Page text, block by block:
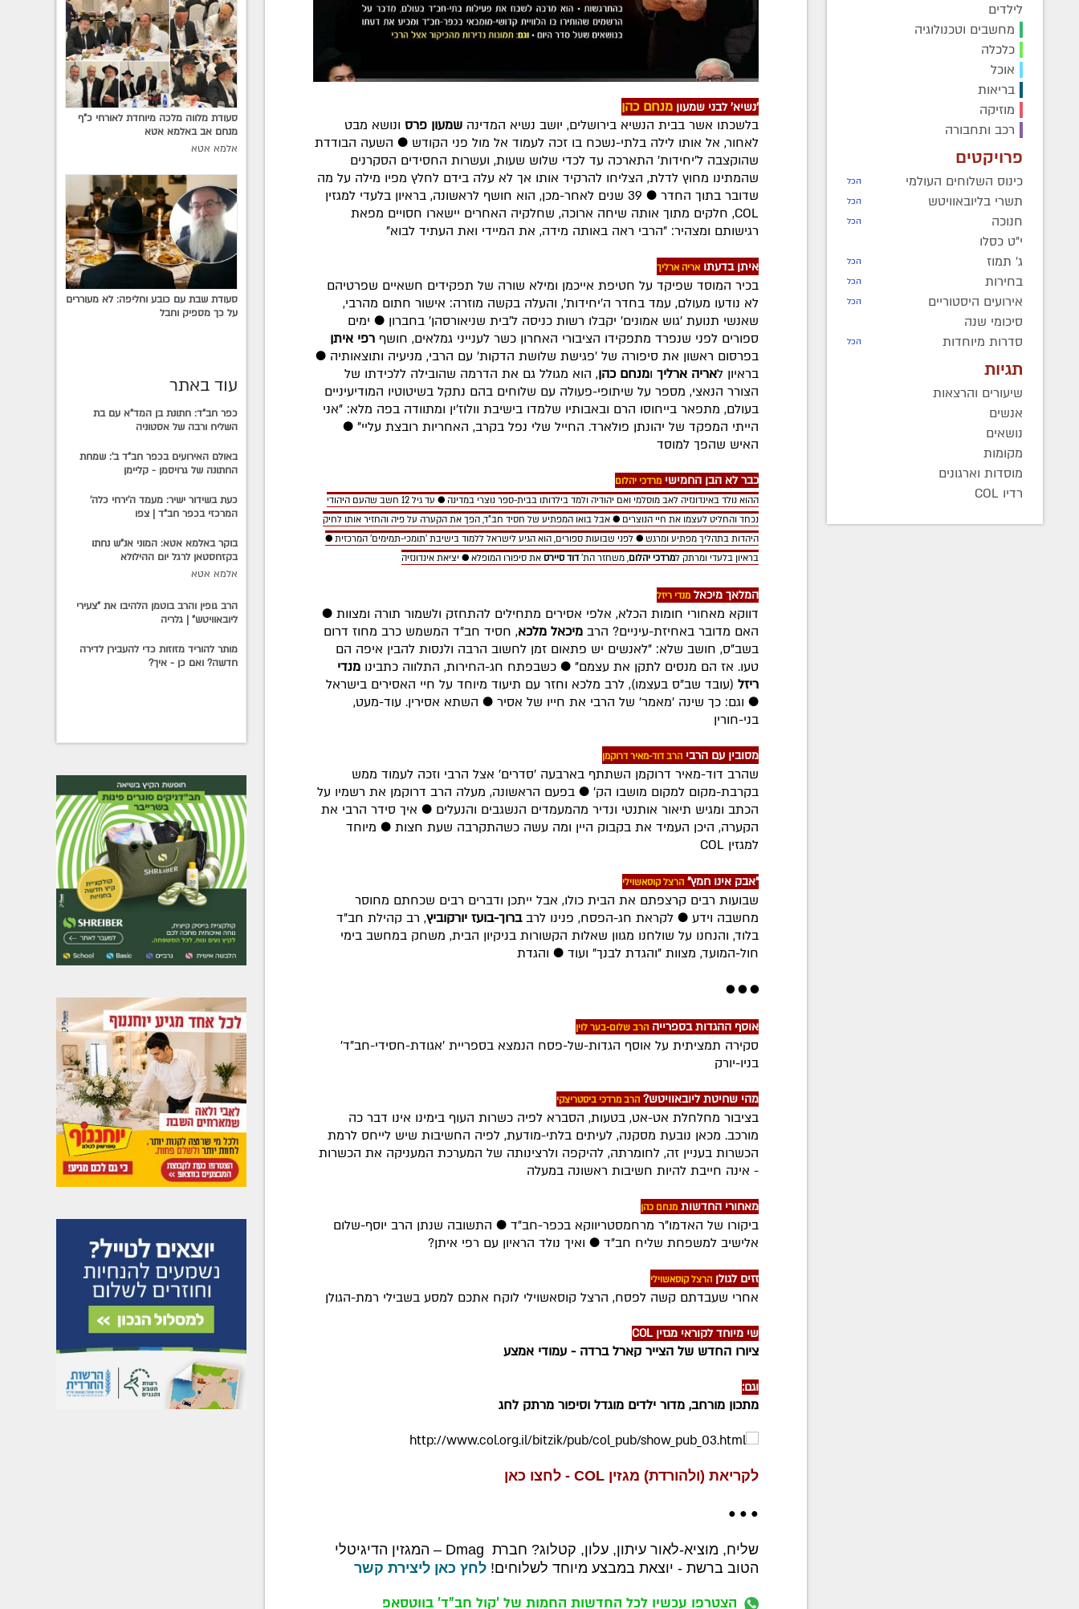
לילדים
מחשבים וטכנולוגיה
כלכלה
אוכל
בריאות
מוזיקה
רכב ותחבורה
פרויקטים
כינוס השלוחים העולמי הכל
תשרי בליובאוויטש הכל
חנוכה הכל
י"ט כסלו
ג' תמוז
הכל
בחירות הכל
אירועים היסטוריים הכל
סיכומי שנה
סדרות מיוחדות
הכל
תגיות
שיעורים והרצאות
אנשים
נושאים
מקומות
מוסדות וארגונים
רדיו COL
'נשיא' לבני שמעוןמנחם כהן
בלשכתו אשר בבית הנשיא בירושלים, יושב נשיא המדינהשמעון פרס ונושא מבט
לאחור, אל אותו לילה בלתי-נשכח בו זכה לעמוד אל מול פני הקודש● השעה הבודדת
שהוקצבה ל'יחידות' התארכה עד לכדי שלוש שעות, ועשרות החסידים הסקרנים
שהמתינו מחוץ לדלת, הצליחו להרקיד אותו אך לא עלה בידם לחלץ מפיו מילה על מה
שדובר בתוך החדר●
39 שנים לאחר-מכן, הוא חושף לראשונה, בראיון בלעדי למגזין
COL, חלקים מתוך אותה שיחה ארוכה, שחלקיה האחרים יישארו חסויים מפאת
רגישותם ומצהיר: "הרבי ראה באותה מידה, את המיידי ואת העתיד לבוא"
איתן בדעתואריה ארליך
בכיר המוסד שפיקד על חטיפת אייכמן ומילא שורה של תפקידים חשאיים שפרטיהם
לא נודעו מעולם, עמד בחדר ה'יחידות', והעלה בקשה מוזרה: אישור חתום מהרבי,
שאנשי תנועת 'גוש אמונים' יקבלו רשות כניסה ל'בית שניאורסהן' בחברון● ימים
ספורים לפני שנפרד מתפקידו הציבורי האחרון כשר לענייני גמלאים, חושףרפי איתן
בפרסום ראשון את סיפורה של 'פגישת שלושת הדקות' עם הרבי, מניעיה ותוצאותיה●
בראיון לאריה ארליך ומנחם כהן, הוא מגולל גם את הדרמה שהובילה ללכידתו של
הצורר הנאצי, מספר על שיתופי-פעולה עם שלוחים בהם נתקל בשיטוטיו המודיעיניים
בעולם, מתפאר בייחוסו הרם ובאבותיו שלמדו בישיבת וולוז'ין ומתוודה בפה מלא: "אני
הייתי המפקד של יהונתן פולארד. החייל שלי נפל בקרב, האחריות רובצת עליי"●
האיש שהפך למוסד
כבר לא הבן החמישימרדכי יהלום
ההוא נולד באינדונזיה לאב מוסלמי ואם יהודיה ולמד בילדותו בבית-ספר נוצרי במדינה●
עד גיל 12 חשב שהעם היהודי
נכחד והחליט לעצמו את חיי הנוצרים● אבל בואו המפתיע של חסיד חב"ד, הפך את הקערה על פיה והחזיר אותו לחיק
היהדות בתהליך מפתיע ומרגש● לפני שבועות ספורים, הוא הגיע לישראל ללמוד בישיבת 'תומכי-תמימים' המרכזית●
בראיון בלעדי ומרתק למרדכי יהלום, משחזר הת'דוד סיירס את סיפורו המופלא● יציאת אינדונזיה
המלאך מיכאלמנדי ריזל
דווקא מאחורי חומות הכלא, אלפי אסירים מתחילים להתחזק ולשמור תורה ומצוות●
האם מדובר באחיזת-עיניים? הרבמיכאל מלכא, חסיד חב"ד המשמש כרב מחוז דרום
בשב"ס, חושב שלא: "לאנשים יש פתאום זמן לחשוב הרבה ולנסות להבין איפה הם
טעו. אז הם מנסים לתקן את עצמם"● כשבפתח חג-החירות, התלווה כתבינומנדי
ריזל (עובד שב"ס בעצמו), לרב מלכא וחזר עם תיעוד מיוחד על חיי האסירים בישראל
● וגם: כך שינה 'מאמר' של הרבי את חייו של אסיר● השתא אסירין. עוד-מעט,
בני-חורין
מסובין עם הרביהרב דוד-מאיר דרוקמן
שהרב דוד-מאיר דרוקמן השתתף בארבעה 'סדרים' אצל הרבי וזכה לעמוד ממש
בקרבת-מקום למקום מושבו הק'● בפעם הראשונה, מעלה הרב דרוקמן את רשמיו על
הכתב ומגיש תיאור אותנטי ונדיר מהמעמדים הנשגבים והנעלים● איך סידר הרבי את
הקערה, היכן העמיד את בקבוק היין ומה עשה כשהתקרבה שעת חצות● מיוחד
למגזין COL
"אבק אינו חמץ"הרצל קוסאשוילי
שבועות רבים קרצפתם את הבית כולו, אבל ייתכן ודברים רבים שכחתם מחוסר
מחשבה וידע● לקראת חג-הפסח, פנינו לרבברוך-בועז יורקוביץ, רב קהילת חב"ד
בלוד, והנחנו על שולחנו מגוון שאלות הקשורות בניקיון הבית, משחק במחשב בימי
חול-המועד, מצוות "והגדת לבנך" ועוד● והגדת
● ● ●
אוסף ההגדות בספרייההרב שלום-בער לוין
סקירה תמציתית על אוסף הגדות-של-פסח הנמצא בספריית 'אגודת-חסידי-חב"ד'
בניו-יורק
מהי שחיטת ליובאוויטש?הרב מרדכי ביסטריצקי
בציבור מחלחלת אט-אט, בטעות, הסברא לפיה כשרות העוף בימינו אינו דבר כה
מורכב. מכאן נובעת מסקנה, לעיתים בלתי-מודעת, לפיה החשיבות שיש לייחס לרמת
הכשרות בעניין זה, לחומרתה, להיקפה ולרצינותה של המערכת המעניקה את הכשרות
- אינה חייבת להיות חשיבות ראשונה במעלה
מאחורי החדשותמנחם כהן
ביקורו של האדמו"ר מרחמסטריווקא בכפר-חב"ד● התשובה שנתן הרב יוסף-שלום
אלישיב למשפחת שליח חב"ד● ואיך נולד הראיון עם רפי איתן?
זזים לגולןהרצל קוסאשוילי
אחרי שעבדתם קשה לפסח, הרצל קוסאשוילי לוקח אתכם למסע בשבילי רמת-הגולן
שי מיוחד לקוראי מגזין COL
ציורו החדש של הצייר קארל ברדה - עמודי אמצע
וגם:
מתכון מורחב, מדור ילדים מוגדל וסיפור מרתק לחג
לקריאת (ולהורדת) מגזין COL - לחצו כאן
● ● ●
שליח, מוציא-לאור עיתון, עלון, קטלוג? חברת Dmag – המגזין הדיגיטלי
הטוב ברשת - יוצאת במבצע מיוחד לשלוחים!לחץ כאן ליצירת קשר
הצטרפו עכשיו לכל החדשות החמות של 'קול חב"ד' בווטסאפ
סעודת מלווה מלכה מיוחדת לאורחי כ"ף
מנחם אב באלמא אטא
אלמא אטא
סעודת שבת עם כובע וחליפה: לא מעוררים
על כך מספיק וחבל
עוד באתר
כפר חב"ד: חתונת בן המד"א עם בת
השליח ורבה של אסטוניה
באולם האירועים בכפר חב"ד ב': שמחת
החתונה של גרויסמן - קליימן
כעת בשידור ישיר: מעמד ה'ירחי כלה'
המרכזי בכפר חב"ד | צפו
בוקר באלמא אטא: המוני אנ"ש נחתו
בקזחסטאן לרגל יום ההילולא
אלמא אטא
הרב גופין והרב בוטמן הלהיבו את "צעירי
ליובאוויטש" | גלריה
מותר להוריד מזוזות כדי להעבירן לדירה
חדשה? ואם כן - איך?